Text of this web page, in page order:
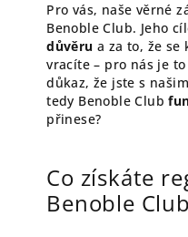
Pro vás, naše věrné
Benoble Club. Jeho
důvěru a za to, že se
vracíte – pro nás je
důkaz, že jste s
tedy Benoble Club
přinese?
Co získáte
Benoble